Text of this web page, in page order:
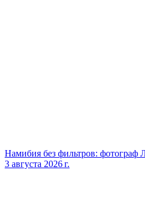
Намибия без фильтров: фотограф
3 августа 2026 г.